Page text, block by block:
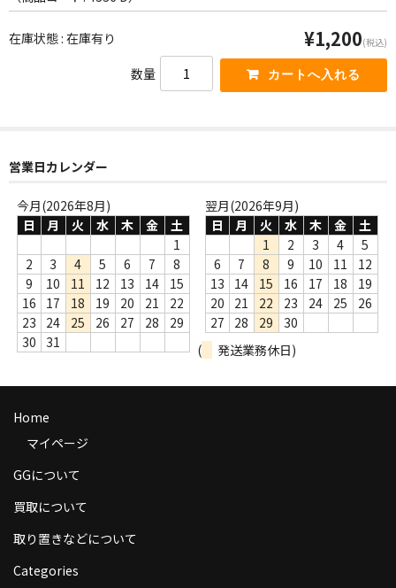
Webのみ no.4
売り切れ
返品
コンディション
Privacy Policy
特定商取引法に基づく表示
ー
在庫状態 : 在庫有り ¥1,200(税込)
数量
営業日カレンダー
今月(2026年8月)
日
月 火 水 木 金
土
1
2
3 4 5 6 7
8
9
10 11 12 13 14
15
16
17 18 19 20 21
22
23
24 25 26 27 28
29
30
31
翌月(2026年9月)
日
月 火 水 木 金
土
1
2 3 4
5
6
7 8 9 10 11
12
13
14 15 16 17 18
19
20
21 22 23 24 25
26
27
28 29
30
(
発送業務休日)
Home
マイページ
GGについて
買取について
取り置きなどについて
Categories